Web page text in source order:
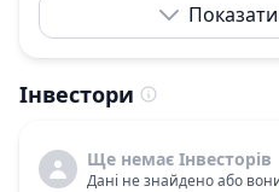
Інвестори
Ще немає Інвесторів
Дані не знайдено або